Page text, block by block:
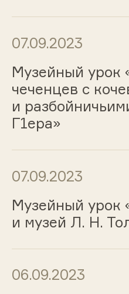
07.09.2023
Музейный урок
чеченцев с
и
Г1ера»
07.09.2023
Музейный урок
и музей Л. Н.
06.09.2023